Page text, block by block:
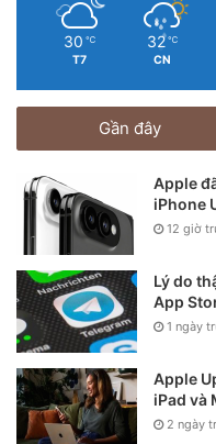
Thông số
mềm
Vì đều là những chiếc
ở thời điểm hiện tại nên
cấu hình phần cứng cực
30 ℃
T7
32 ℃
CN
Gần đây
Apple
iPhone
12 giờ
Lý do
App
1 ngày
Apple
iPad và
2 ngày